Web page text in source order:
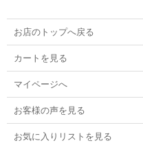
お店のトップへ戻る
カートを見る
マイページへ
お客様の声を見る
お気に入りリストを見る